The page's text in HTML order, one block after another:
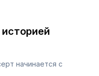
начинается с